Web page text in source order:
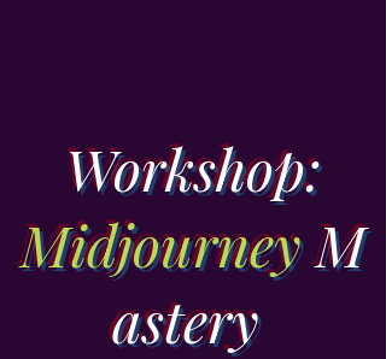
Workshop:
MidjourneyM
astery